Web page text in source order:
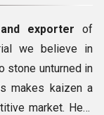
exporter of
we believe in
stone unturned in
makes kaizen a
market. Here